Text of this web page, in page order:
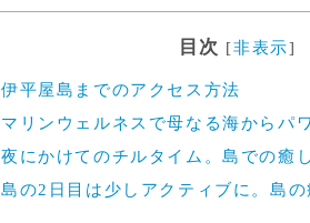
目次 [非表示]
伊平屋島までのアクセス方法
マリンウェルネスで母なる海からパ
夜にかけてのチルタイム。島での癒
島の2日目は少しアクティブに。島